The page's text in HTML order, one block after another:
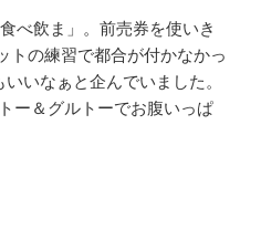
べ飲ま」。前売券を使いき
トの練習で都合が付かなかっ
いなぁと企んでいました。
ー＆グルトーでお腹いっぱ